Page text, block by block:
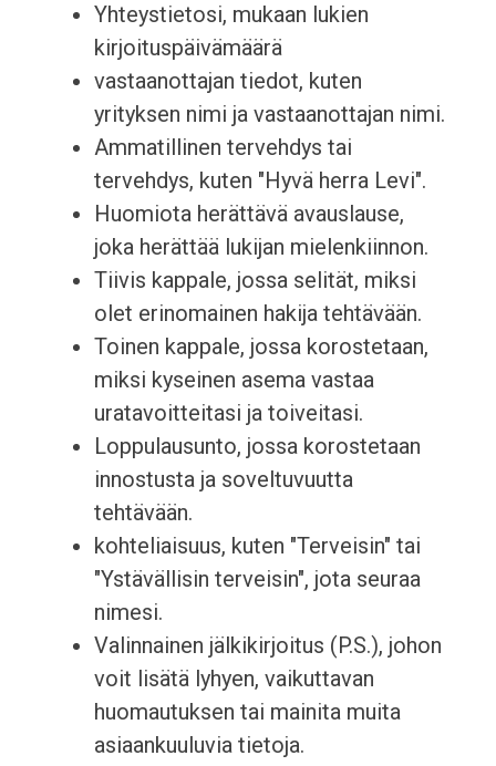
Yhteystietosi, mukaan lukien
kirjoituspäivämäärä
vastaanottajan tiedot, kuten
yrityksen nimi ja vastaanottajan nimi.
Ammatillinen tervehdys tai
tervehdys, kuten "Hyvä herra Levi".
Huomiota herättävä avauslause,
joka herättää lukijan mielenkiinnon.
Tiivis kappale, jossa selität, miksi
olet erinomainen hakija tehtävään.
Toinen kappale, jossa korostetaan,
miksi kyseinen asema vastaa
uratavoitteitasi ja toiveitasi.
Loppulausunto, jossa korostetaan
innostusta ja soveltuvuutta
tehtävään.
kohteliaisuus, kuten "Terveisin" tai
"Ystävällisin terveisin", jota seuraa
nimesi.
Valinnainen jälkikirjoitus (P.S.), johon
voit lisätä lyhyen, vaikuttavan
huomautuksen tai mainita muita
asiaankuuluvia tietoja.